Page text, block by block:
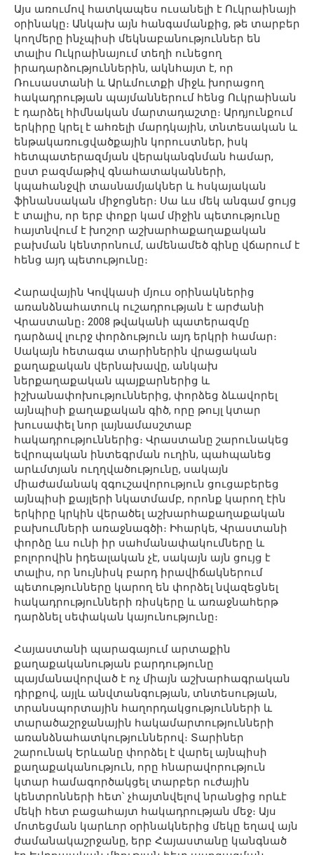
Այս առումով հատկապես ուսանելի է Ուկրաինայի
օրինակը։ Անկախ այն հանգամանքից, թե տարբեր
կողմերը ինչպիսի մեկնաբանություններ են
տալիս Ուկրաինայում տեղի ունեցող
իրադարձություններին, ակնհայտ է, որ
Ռուսաստանի և Արևմուտքի միջև խորացող
հակադրության պայմաններում հենց Ուկրաինան
է դարձել հիմնական մարտադաշտը։ Արդյունքում
երկիրը կրել է ահռելի մարդկային, տնտեսական և
ենթակառուցվածքային կորուստներ, իսկ
հետպատերազմյան վերականգնման համար,
ըստ բազմաթիվ գնահատականների,
կպահանջվի տասնամյակներ և հսկայական
ֆինանսական միջոցներ։ Սա ևս մեկ անգամ ցույց
է տալիս, որ երբ փոքր կամ միջին պետությունը
հայտնվում է խոշոր աշխարհաքաղաքական
բախման կենտրոնում, ամենամեծ գինը վճարում է
հենց այդ պետությունը։
Հարավային Կովկասի մյուս օրինակներից
առանձնահատուկ ուշադրության է արժանի
Վրաստանը։ 2008 թվականի պատերազմը
դարձավ լուրջ փորձություն այդ երկրի համար։
Սակայն հետագա տարիներին վրացական
քաղաքական վերնախավը, անկախ
ներքաղաքական պայքարներից և
իշխանափոխություններից, փորձեց ձևավորել
այնպիսի քաղաքական գիծ, որը թույլ կտար
խուսափել նոր լայնամասշտաբ
հակադրություններից։ Վրաստանը շարունակեց
եվրոպական ինտեգրման ուղին, պահպանեց
արևմտյան ուղղվածությունը, սակայն
միաժամանակ զգուշավորություն ցուցաբերեց
այնպիսի քայլերի նկատմամբ, որոնք կարող էին
երկիրը կրկին վերածել աշխարհաքաղաքական
բախումների առաջնագծի։ Իհարկե, Վրաստանի
փորձը ևս ունի իր սահմանափակումները և
բոլորովին իդեալական չէ, սակայն այն ցույց է
տալիս, որ նույնիսկ բարդ իրավիճակներում
պետությունները կարող են փորձել նվազեցնել
հակադրությունների ռիսկերը և առաջնահերթ
դարձնել սեփական կայունությունը։
Հայաստանի պարագայում արտաքին
քաղաքականության բարդությունը
պայմանավորված է ոչ միայն աշխարհագրական
դիրքով, այլև անվտանգության, տնտեսության,
տրանսպորտային հաղորդակցությունների և
տարածաշրջանային հակամարտությունների
առանձնահատկություններով։ Տարիներ
շարունակ Երևանը փորձել է վարել այնպիսի
քաղաքականություն, որը հնարավորություն
կտար համագործակցել տարբեր ուժային
կենտրոնների հետ՝ չհայտնվելով նրանցից որևէ
մեկի հետ բացահայտ հակադրության մեջ։ Այս
մոտեցման կարևոր օրինակներից մեկը եղավ այն
ժամանակաշրջանը, երբ Հայաստանը կանգնած